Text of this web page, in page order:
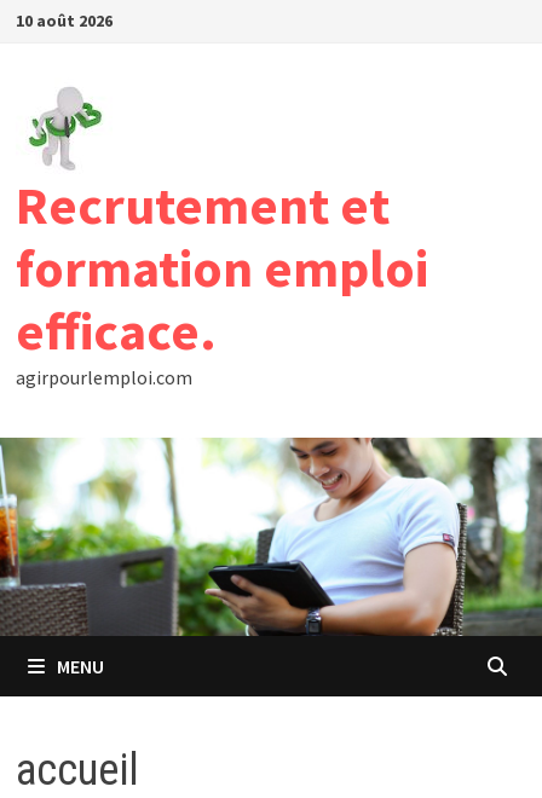
Passer
contenu
10 août 2026
Recrutement et
formation emploi
efficace.
agirpourlemploi.com
MENU
accueil